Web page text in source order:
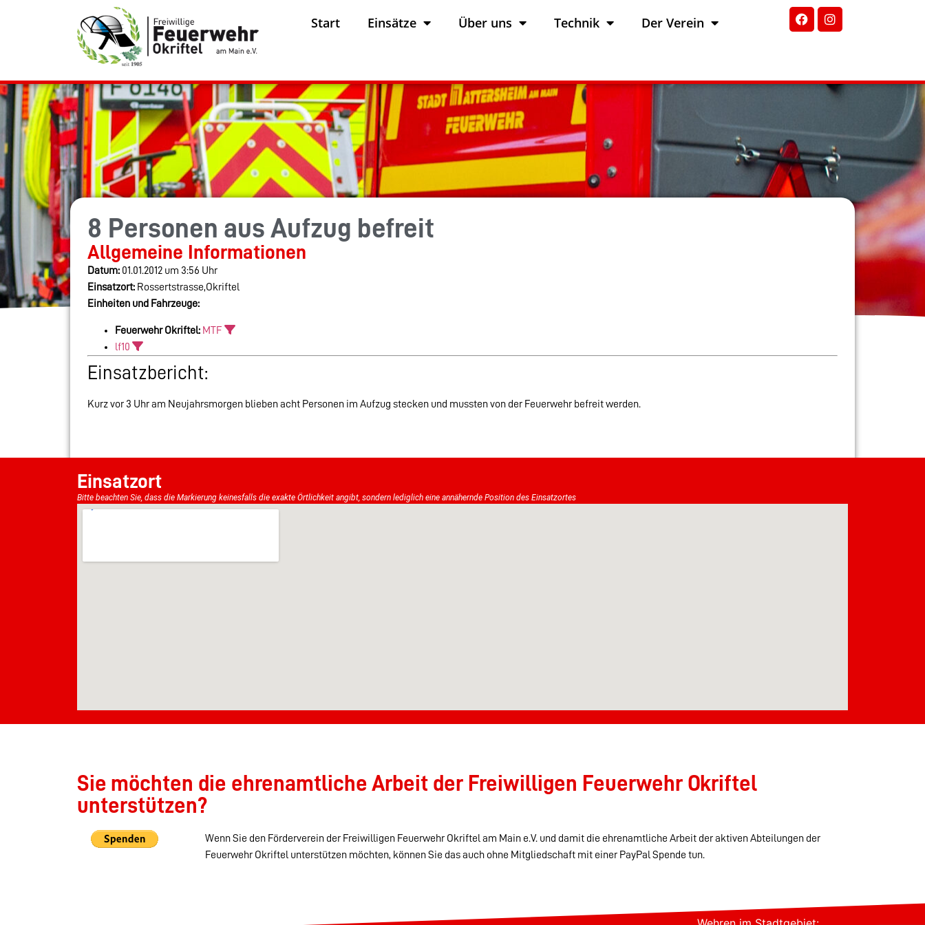
Start Einsätze Über uns Technik Der Verein
8 Personen aus Aufzug befreit
Allgemeine Informationen
Datum: 01.01.2012 um 3:56 Uhr
Einsatzort: Rossertstrasse,Okriftel
Einheiten und Fahrzeuge:
Feuerwehr Okriftel: MTF
lf10
Einsatzbericht:
Kurz vor 3 Uhr am Neujahrsmorgen blieben acht Personen im Aufzug stecken und mussten von der Feuerwehr befreit werden.
Einsatzort
Bitte beachten Sie, dass die Markierung keinesfalls die exakte Örtlichkeit angibt, sondern lediglich eine annähernde Position des Einsatzortes
Sie möchten die ehrenamtliche Arbeit der Freiwilligen Feuerwehr Okriftel
unterstützen?
Wenn Sie den Förderverein der Freiwilligen Feuerwehr Okriftel am Main e.V. und damit die ehrenamtliche Arbeit der aktiven Abteilungen der
Feuerwehr Okriftel unterstützen möchten, können Sie das auch ohne Mitgliedschaft mit einer PayPal Spende tun.